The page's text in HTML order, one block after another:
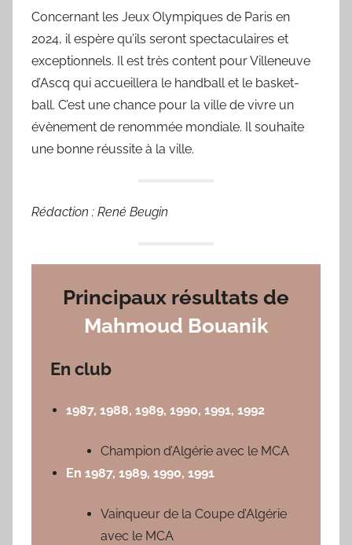
Concernant les Jeux Olympiques de Paris en
2024, il espère qu’ils seront spectaculaires et
exceptionnels. Il est très content pour Villeneuve
d’Ascq qui accueillera le handball et le basket-
ball. C’est une chance pour la ville de vivre un
évènement de renommée mondiale. Il souhaite
une bonne réussite à la ville.
Rédaction : René Beugin
Principaux résultats de
Mahmoud Bouanik
En club
1987, 1988, 1989, 1990, 1991, 1992
Champion d’Algérie avec le MCA
En 1987, 1989, 1990, 1991
Vainqueur de la Coupe d’Algérie
avec le MCA